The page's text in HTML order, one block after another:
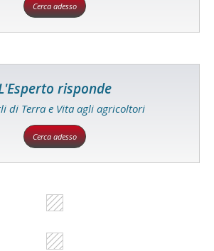
Cerca adesso
risponde
di Terra e Vita agli agricoltori
Cerca adesso